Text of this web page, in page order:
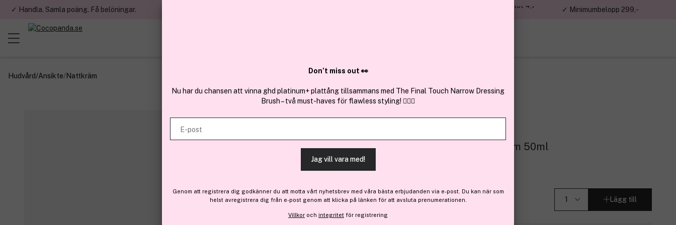
✓ Handla. Samla poäng. Få belöningar.
✓ Över 1,5 miljon kunder – Trustpilot 4,7
✓ Minimumbelopp 299,-
Hudvård/Ansikte/Nattkräm
Aquasource Night Spa Moisturizing Cream 50ml
481 kr Lägg till
Don’t miss out 👀
Nu har du chansen att vinna ghd platinum+ plattång tillsammans med The Final Touch Narrow Dressing
Brush – två must-haves för flawless styling! 💇‍♀️✨
E-post
Jag vill vara med!
Genom att registrera dig godkänner du att motta vårt nyhetsbrev med våra bästa erbjudanden via e-post. Du kan när som
helst avregistrera dig från e-post genom att klicka på länken för att avsluta prenumerationen.
Villkor och integritet för registrering